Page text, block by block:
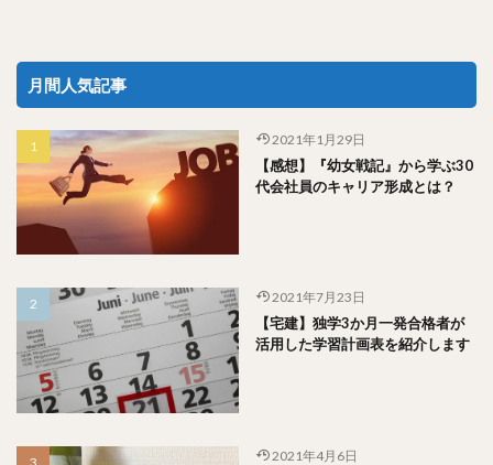
月間人気記事
2021年1月29日
【感想】『幼女戦記』から学ぶ30
代会社員のキャリア形成とは？
2021年7月23日
【宅建】独学3か月一発合格者が
活用した学習計画表を紹介します
2021年4月6日